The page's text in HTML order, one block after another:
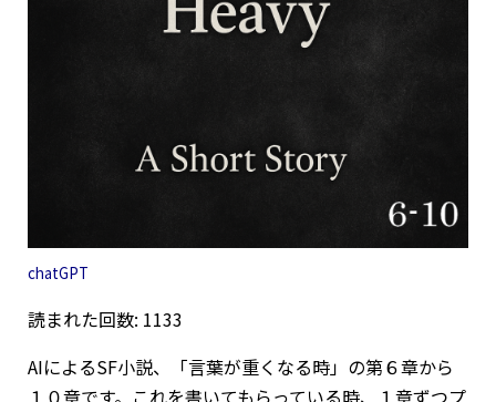
chatGPT
読まれた回数: 1133
AIによるSF小説、「言葉が重くなる時」の第６章から